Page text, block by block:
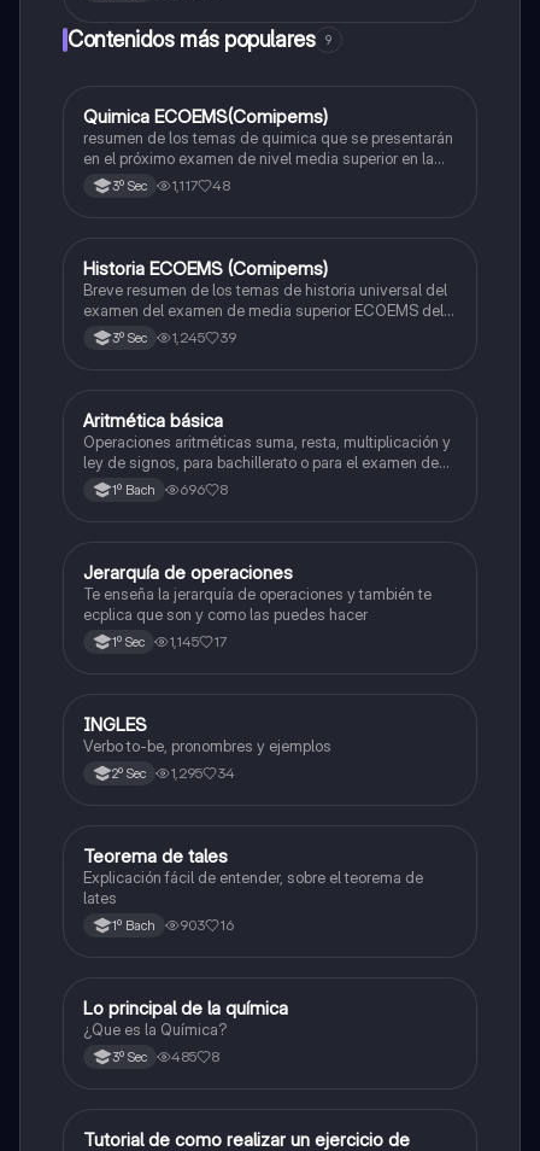
Contenidos más populares 9
Química
Quimica ECOEMS(Comipems)
resumen de los temas de quimica que se presentarán
en el próximo examen de nivel media superior en la
zona metropolitana de el valle de México
3º Sec 1,117 48
Historia
Historia ECOEMS (Comipems)
Breve resumen de los temas de historia universal del
examen del examen de media superior ECOEMS del
valle de México
3º Sec 1,245 39
Matemáticas
Aritmética básica
Operaciones aritméticas suma, resta, multiplicación y
ley de signos, para bachillerato o para el examen de
admisión a la universidad
1º Bach 696 8
Matemáticas
Jerarquía de operaciones
Te enseña la jerarquía de operaciones y también te
ecplica que son y como las puedes hacer
1º Sec 1,145 17
Inglés
INGLES
Verbo to-be, pronombres y ejemplos
2º Sec 1,295 34
Matemáticas
Teorema de tales
Explicación fácil de entender, sobre el teorema de
lates
1º Bach 903 16
Química
Lo principal de la química
¿Que es la Química?
3º Sec 485 8
Matemáticas
Tutorial de como realizar un ejercicio de